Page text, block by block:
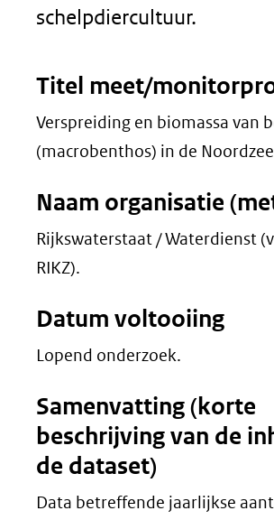
schelpdiercultuur.
Titel meet/
Verspreiding en biomassa van
(macrobenthos) in de
Naam organisatie
Rijkswaterstaat / Waterdienst
RIKZ).
Datum voltooiing
Lopend onderzoek.
Samenvatting (korte
beschrijving van de
de dataset)
Data betreffende jaarlijkse